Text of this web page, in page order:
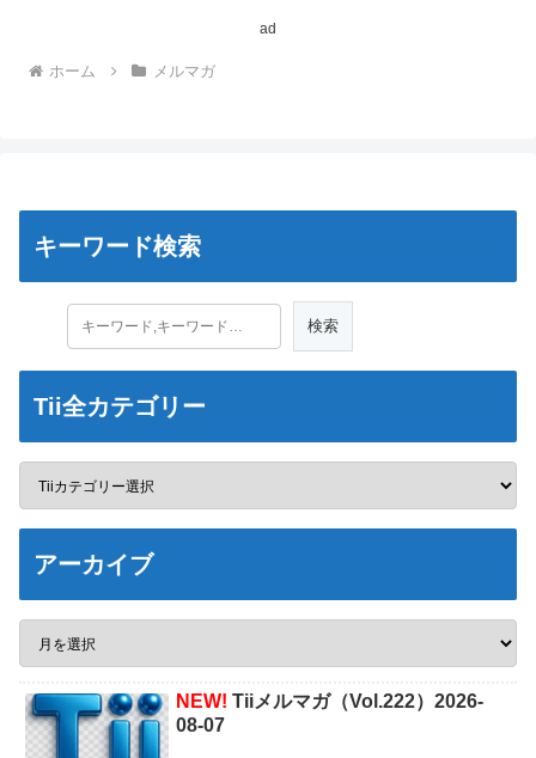
ad
ホーム メルマガ
キーワード検索
Tii全カテゴリー
アーカイブ
NEW!Tiiメルマガ（Vol.222）2026-
08-07